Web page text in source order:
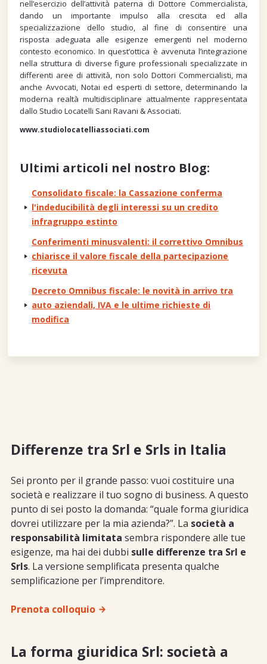
nell’esercizio dell’attività paterna di Dottore Commercialista,
dando un importante impulso alla crescita ed alla
specializzazione dello studio, al fine di consentire una
risposta adeguata alle esigenze emergenti nel moderno
contesto economico. In quest’ottica è avvenuta l’integrazione
nella struttura di diverse figure professionali specializzate in
differenti aree di attività, non solo Dottori Commercialisti, ma
anche Avvocati, Notai ed esperti di settore, determinando la
moderna realtà multidisciplinare attualmente rappresentata
dallo Studio Locatelli Sani Ravani & Associati.
www.studiolocatelliassociati.com
Ultimi articoli nel nostro Blog:
Consolidato fiscale: la Cassazione conferma
l'indeducibilità degli interessi su un credito
infragruppo estinto
Conferimenti minusvalenti: il correttivo Omnibus
chiarisce il valore fiscale della partecipazione
ricevuta
Decreto Omnibus fiscale: le novità in arrivo tra
auto aziendali, IVA e le ultime richieste di
modifica
Differenze tra Srl e Srls in Italia
Sei pronto per il grande passo: vuoi costituire una
società e realizzare il tuo sogno di business. A questo
punto di sei posto la domanda: “quale forma giuridica
dovrei utilizzare per la mia azienda?”. La società a
responsabilità limitata sembra rispondere alle tue
esigenze, ma hai dei dubbi sulle differenze tra Srl e
Srls. La versione semplificata presenta qualche
semplificazione per l’imprenditore.
Prenota colloquio
La forma giuridica Srl: società a